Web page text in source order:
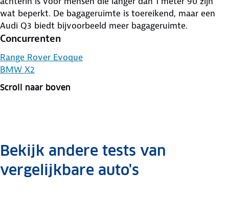
wat beperkt. De bagageruimte is toereikend, maar een
Audi Q3 biedt bijvoorbeeld meer bagageruimte.
Concurrenten
Range Rover Evoque
BMW X2
Scroll naar boven
Bekijk andere tests van
vergelijkbare auto's